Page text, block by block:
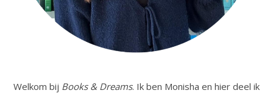
Welkom bij Books & Dreams. Ik ben Monisha en hier deel ik